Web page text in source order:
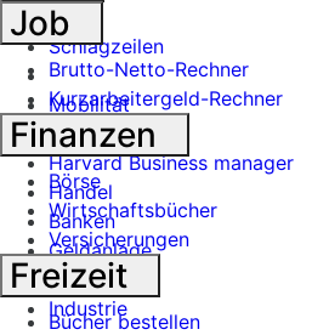
Schlagzeilen
Mobilität
Tech
Harvard Business manager
Handel
Banken
Geldanlage
Börse
Industrie
Job
Brutto-Netto-Rechner
Kurzarbeitergeld-Rechner
Finanzen
Börse
Wirtschaftsbücher
Versicherungen
Freizeit
Bücher bestellen